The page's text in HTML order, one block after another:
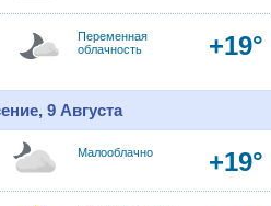
Переменная
облачность
+19°
9 Августа
Малооблачно +19°